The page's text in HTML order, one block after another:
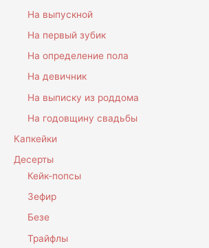
На выпускной
На первый зубик
На определение пола
На девичник
На выписку из роддома
На годовщину свадьбы
Капкейки
Десерты
Кейк-попсы
Зефир
Безе
Трайфлы